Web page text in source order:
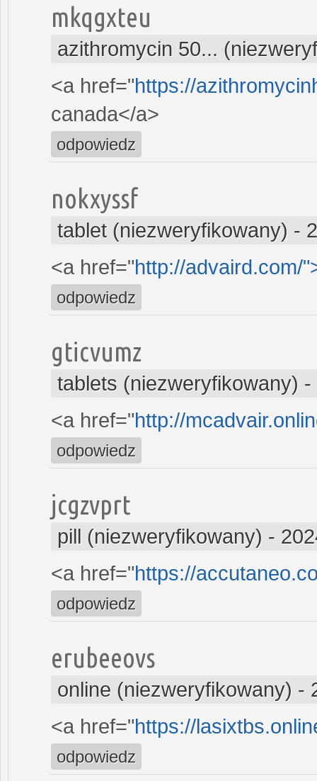
mkqgxteu
azithromycin 50...
<a href="https://
canada</a>
odpowiedz
nokxyssf
tablet (niezweryfikowany) -
<a href="http://advaird.com/
odpowiedz
gticvumz
tablets (niezweryfikowany) -
<a href="http://
odpowiedz
jcgzvprt
pill (niezweryfikowany) -
<a href="https://
odpowiedz
erubeeovs
online (niezweryfikowany) -
<a href="https://
odpowiedz